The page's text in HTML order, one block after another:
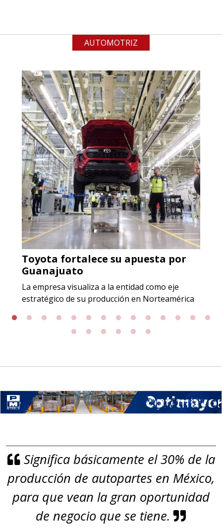
(especialmente para grafito) y
Empresa en Jalisco
Requiere:
ACERO INOXIDABLE
Especificaciones:
Incluyendo grado 304. Requisitos:
Garantizar composición química y
origen adecuados (especialmente
para grafito) y contar con sistemas
de calidad y gestión ambiental.
Aplicar al Requerimiento
Empresa en Jalisco
GRAFITO LAMINADO EN
ROLLO
Especificaciones:
gestión ambiental.
Empresa en Jalisco
Requiere:
Especificaciones:
De alta pureza y composición
AUTOMOTRIZ
Toyota fortalece su apuesta por
Guanajuato
La empresa visualiza a la entidad como eje
estratégico de su producción en Norteamérica
Significa básicamente el 30% de la
producción de autopartes en México,
para que vean la gran oportunidad
de negocio que se tiene.